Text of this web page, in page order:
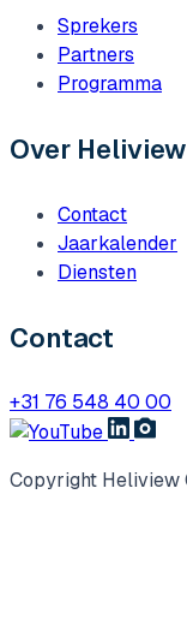
Sprekers
Partners
Programma
Over Heliview
Contact
Jaarkalender
Diensten
Contact
+31 76 548 40 00
Copyright Heliview